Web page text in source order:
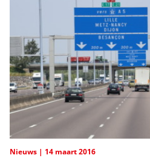
Nieuws 14 maart 2016